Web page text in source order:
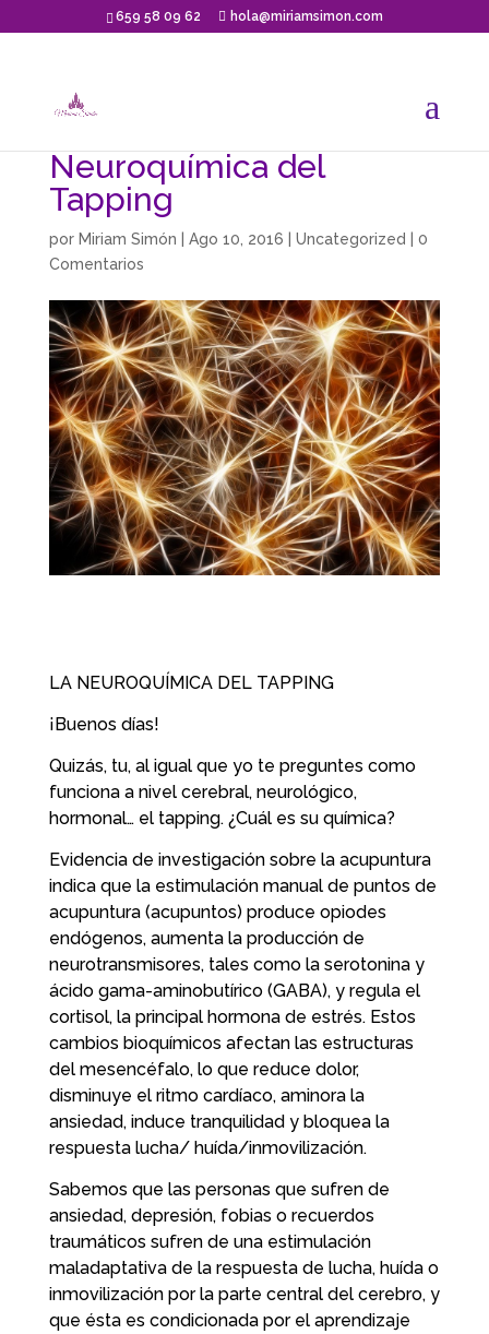
659 58 09 62 hola@miriamsimon.com
Neuroquímica del
Tapping
por Miriam Simón Ago 10, 2016 Uncategorized
0
Comentarios
LA NEUROQUÍMICA DEL TAPPING
¡Buenos días!
Quizás, tu, al igual que yo te preguntes como
funciona a nivel cerebral, neurológico,
hormonal… el tapping. ¿Cuál es su química?
Evidencia de investigación sobre la acupuntura
indica que la estimulación manual de puntos de
acupuntura (acupuntos) produce opiodes
endógenos, aumenta la producción de
neurotransmisores, tales como la serotonina y
ácido gama-aminobutírico (GABA), y regula el
cortisol, la principal hormona de estrés. Estos
cambios bioquímicos afectan las estructuras
del mesencéfalo, lo que reduce dolor,
disminuye el ritmo cardíaco, aminora la
ansiedad, induce tranquilidad y bloquea la
respuesta lucha/ huída/inmovilización.
Sabemos que las personas que sufren de
ansiedad, depresión, fobias o recuerdos
traumáticos sufren de una estimulación
maladaptativa de la respuesta de lucha, huída o
inmovilización por la parte central del cerebro, y
que ésta es condicionada por el aprendizaje